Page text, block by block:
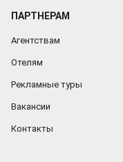
ПАРТНЕРАМ
Агентствам
Отелям
Рекламные туры
Вакансии
Контакты